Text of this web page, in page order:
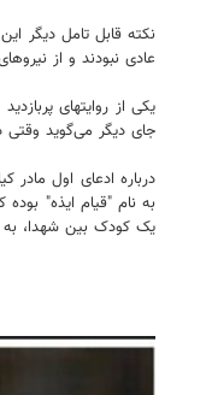
نکته قابل تامل دیگر
عادی نبودند و از
جای دیگر می‌گوید وقتی
به نام "قیام ایذه"
یک کودک بین شهدا، به